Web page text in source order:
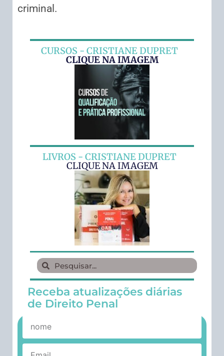
criminal.
CURSOS - CRISTIANE DUPRET
CLIQUE NA IMAGEM
LIVROS - CRISTIANE DUPRET
CLIQUE NA IMAGEM
Receba atualizações diárias
de Direito Penal